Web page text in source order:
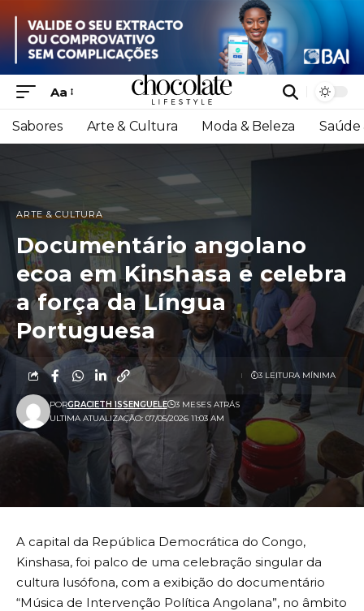
Aa
Sabores Arte & Cultura Moda & Beleza Saúde
ARTE & CULTURA
Documentário angolano
ecoa em Kinshasa e celebra
a força da Língua
Portuguesa
ULTIMA ATUALIZAÇÃO: 07/05/2026 11:03 AM
PORGRACIETH ISSENGUELE 3 MESES ATRÁS
3 LEITURA MÍNIMA
A capital da República Democrática do Congo,
Kinshasa, foi palco de uma celebração singular da
cultura lusófona, com a exibição do documentário
“Música de Intervenção Política Angolana”, no âmbito